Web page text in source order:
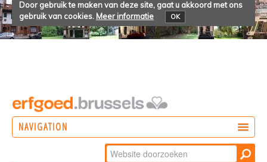
Door gebruik te maken van deze site, gaat u akkoord met ons
gebruik van cookies. Meer informatie OK
NAVIGATION
Zoek